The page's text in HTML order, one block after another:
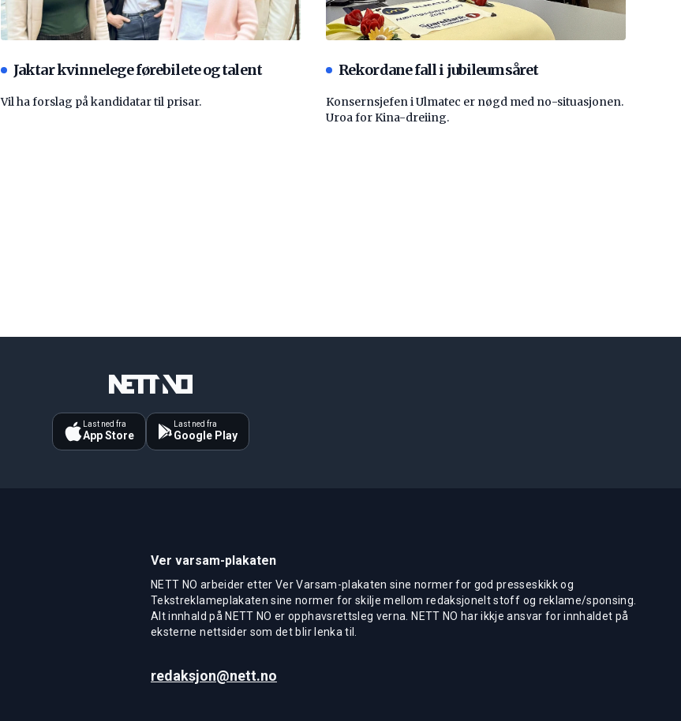
Jaktar kvinnelege førebilete og talent
Vil ha forslag på kandidatar til prisar.
Rekordane fall i jubileumsåret
Konsernsjefen i Ulmatec er nøgd med no-situasjonen.
Uroa for Kina-dreiing.
Last ned fra
App Store
Last ned fra
Google Play
Ver varsam-plakaten
NETT NO arbeider etter Ver Varsam-plakaten sine normer for god presseskikk og
Tekstreklameplakaten sine normer for skilje mellom redaksjonelt stoff og reklame/sponsing.
Alt innhald på NETT NO er opphavsrettsleg verna. NETT NO har ikkje ansvar for innhaldet på
eksterne nettsider som det blir lenka til.
redaksjon@nett.no